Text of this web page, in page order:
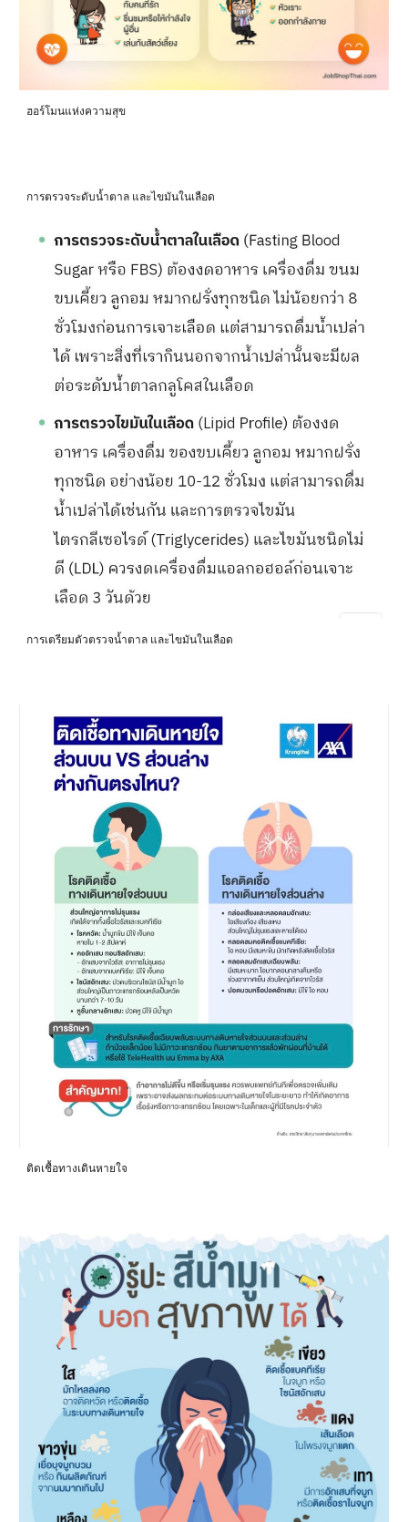
ฮอร์โมนแห่งความสุข
การตรวจระดับน้ำตาล และไขมันในเลือด
การเตรียมตัวตรวจน้ำตาล และไขมันในเลือด
ติดเชื้อทางเดินหายใจ